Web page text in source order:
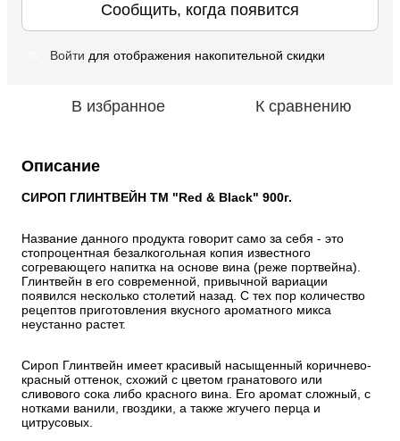
Сообщить, когда появится
Войти для отображения накопительной скидки
В избранное К сравнению
Описание
СИРОП ГЛИНТВЕЙН ТМ "Red & Black" 900г.
Название данного продукта говорит само за себя - это
стопроцентная безалкогольная копия известного
согревающего напитка на основе вина (реже портвейна).
Глинтвейн в его современной, привычной вариации
появился несколько столетий назад. С тех пор количество
рецептов приготовления вкусного ароматного микса
неустанно растет.
Сироп Глинтвейн имеет красивый насыщенный коричнево-
красный оттенок, схожий с цветом гранатового или
сливового сока либо красного вина. Его аромат сложный, с
нотками ванили, гвоздики, а также жгучего перца и
цитрусовых.